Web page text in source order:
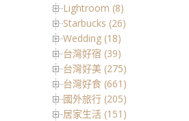
Lightroom (8)
Starbucks (26)
Wedding (18)
台灣好宿 (39)
台灣好美 (275)
台灣好食 (661)
國外旅行 (205)
居家生活 (151)